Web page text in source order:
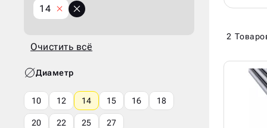
14 X
Очистить
Очистить всё
Диаметр
10 12 14 15 16 18
20 22 25 27
2